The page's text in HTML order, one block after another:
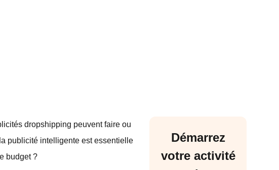
dropshipping peuvent faire ou
publicité intelligente est essentielle
budget ?
Démarrez
votre activité